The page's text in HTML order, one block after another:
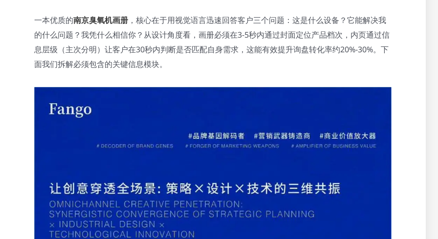
一本优质的南京臭氧机画册 ，核心在于用视觉语言迅速回答客户三个问题：这是什么设备？它能解决我
的什么问题？我凭什么相信你？从设计角度看，画册必须在3-5秒内通过封面定位产品档次，内页通过信
息层级（主次分明）让客户在30秒内判断是否匹配自身需求，这能有效提升询盘转化率约20%-30%。下
面我们拆解必须包含的关键信息模块。